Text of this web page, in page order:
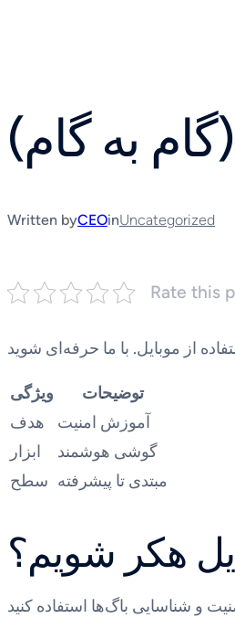
به گام)
Written byCEOinUncategorized
Rate this
ویژگی
توضیحات
هدف
آموزش امنیت
ابزار
گوشی هوشمند
سطح مبتدی تا پیشرفته
هکر شویم؟